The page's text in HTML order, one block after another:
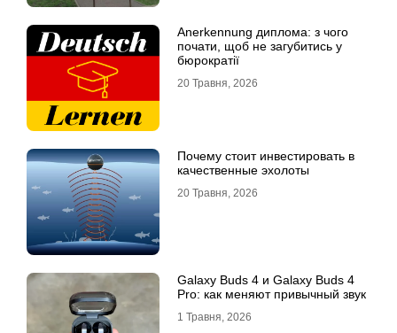
Anerkennung диплома: з чого
почати, щоб не загубитись у
бюрократії
20 Травня, 2026
Почему стоит инвестировать в
качественные эхолоты
20 Травня, 2026
Galaxy Buds 4 и Galaxy Buds 4
Pro: как меняют привычный звук
1 Травня, 2026